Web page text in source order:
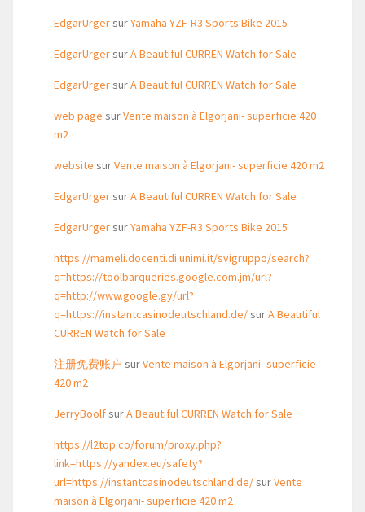
EdgarUrgersurYamaha YZF-R3 Sports Bike 2015
EdgarUrgersurA Beautiful CURREN Watch for Sale
EdgarUrgersurA Beautiful CURREN Watch for Sale
web page surVente maison à Elgorjani- superficie 420
m2
website surVente maison à Elgorjani- superficie 420 m2
EdgarUrgersurA Beautiful CURREN Watch for Sale
EdgarUrgersurYamaha YZF-R3 Sports Bike 2015
https://mameli.docenti.di.unimi.it/svigruppo/search?
q=https://toolbarqueries.google.com.jm/url?
q=http://www.google.gy/url?
q=https://instantcasinodeutschland.de/surA Beautiful
CURREN Watch for Sale
注册免费账户 surVente maison à Elgorjani- superficie
420 m2
JerryBoolfsurA Beautiful CURREN Watch for Sale
https://l2top.co/forum/proxy.php?
link=https://yandex.eu/safety?
url=https://instantcasinodeutschland.de/surVente
maison à Elgorjani- superficie 420 m2